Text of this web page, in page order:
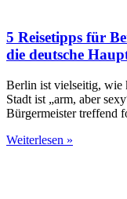
5 Reisetipps für
die deutsche
Berlin ist vielseitig, wie
Stadt ist „arm, aber
Bürgermeister treffend
Weiterlesen »